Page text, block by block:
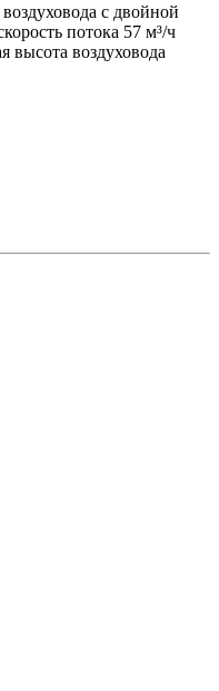
с двойной
потока 57 м³/ч
высота воздуховода